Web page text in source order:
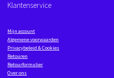
Klantenservice
Mijn account
Algemene voorwaarden
Privacybeleid & Cookies
Retouren
Retourformulier
Over ons